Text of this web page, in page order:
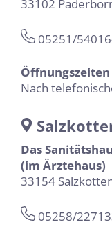
33102
05251/
Öffnungszeiten
Nach
Das
(im Ärztehaus)
33154
05258/